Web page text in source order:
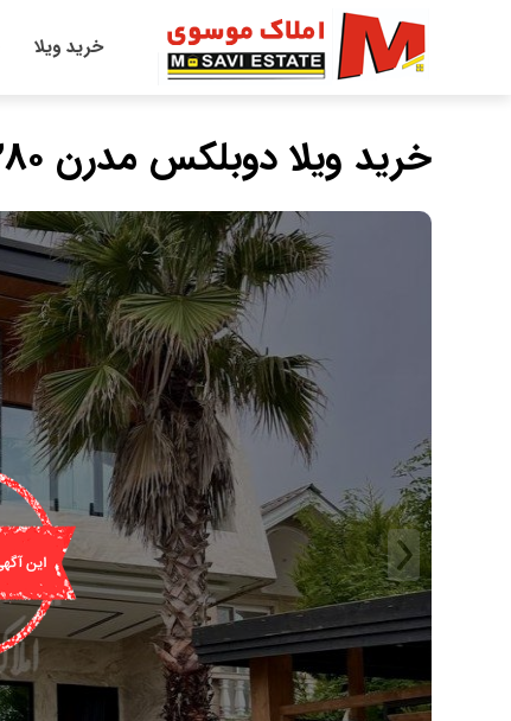
خرید ویلا
خرید ویلا دوبلکس مدرن ۲۸۰ متری فول فرنیش کامل سنگتاب چمستان